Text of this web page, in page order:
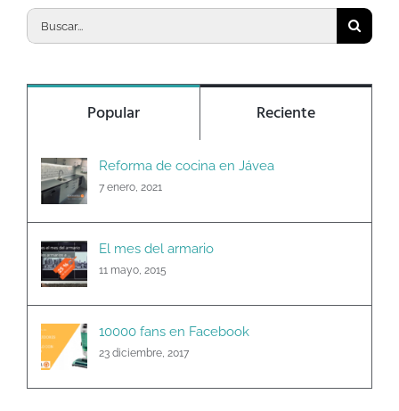
Buscar:
Popular Reciente
Reforma de cocina en Jávea
7 enero, 2021
El mes del armario
11 mayo, 2015
10000 fans en Facebook
23 diciembre, 2017